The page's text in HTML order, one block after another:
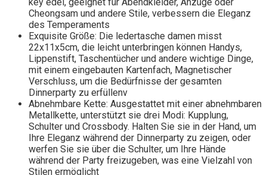
Cheongsam und andere Stile, verbessern die Eleganz
des Temperaments
Exquisite Größe: Die ledertasche damen misst
22x11x5cm, die leicht unterbringen können Handys,
Lippenstift, Taschentücher und andere wichtige Dinge,
mit einem eingebauten Kartenfach, Magnetischer
Verschluss, um die Bedürfnisse der gesamten
Dinnerparty zu erfüllenv
Abnehmbare Kette: Ausgestattet mit einer abnehmbaren
Metallkette, unterstützt sie drei Modi: Kupplung,
Schulter und Crossbody. Halten Sie sie in der Hand, um
Ihre Eleganz während der Dinnerparty zu zeigen, oder
werfen Sie sie über die Schulter, um Ihre Hände
während der Party freizugeben, was eine Vielzahl von
Stilen ermöglicht